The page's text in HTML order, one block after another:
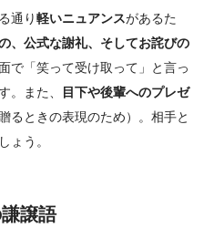
通り軽いニュアンスがあるた
、公式な謝礼、そしてお詫びの
で「笑って受け取って」と言っ
。また、
目下や後輩へのプレゼ
贈るときの表現のため）。相手と
ょう。
譲語